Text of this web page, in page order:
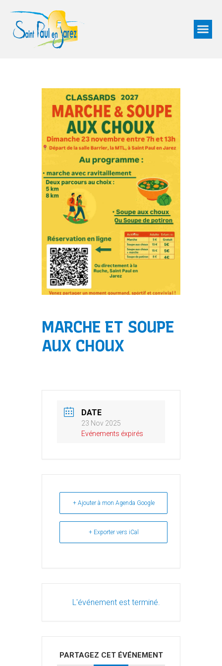
MARCHE ET SOUPE
AUX CHOUX
DATE
23 Nov 2025
Evénements éxpirés
+ Ajouter à mon Agenda Google
+ Exporter vers iCal
L'événement est terminé.
PARTAGEZ CET ÉVÉNEMENT